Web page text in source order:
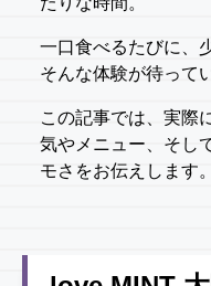
一口食べるたびに、
そんな体験が待って
この記事では、実際
気やメニュー、そし
モさをお伝えします。